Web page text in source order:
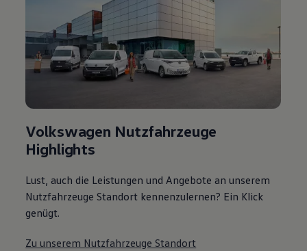
Volkswagen Nutzfahrzeuge
Highlights
Lust, auch die Leistungen und Angebote an unserem
Nutzfahrzeuge Standort kennenzulernen? Ein Klick
genügt.
Zu unserem Nutzfahrzeuge Standort